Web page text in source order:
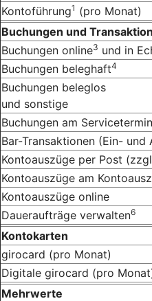
Kontoführung1 (pro Monat)
Buchungen und
Buchungen online3 und in
Buchungen beleghaft4
Buchungen beleglos
und sonstige
Buchungen am
Bar-Transaktionen (Ein- und
Kontoauszüge per Post
Kontoauszüge am
Kontoauszüge online
Daueraufträge verwalten6
Kontokarten
girocard (pro Monat)
Digitale girocard (pro
Mehrwerte